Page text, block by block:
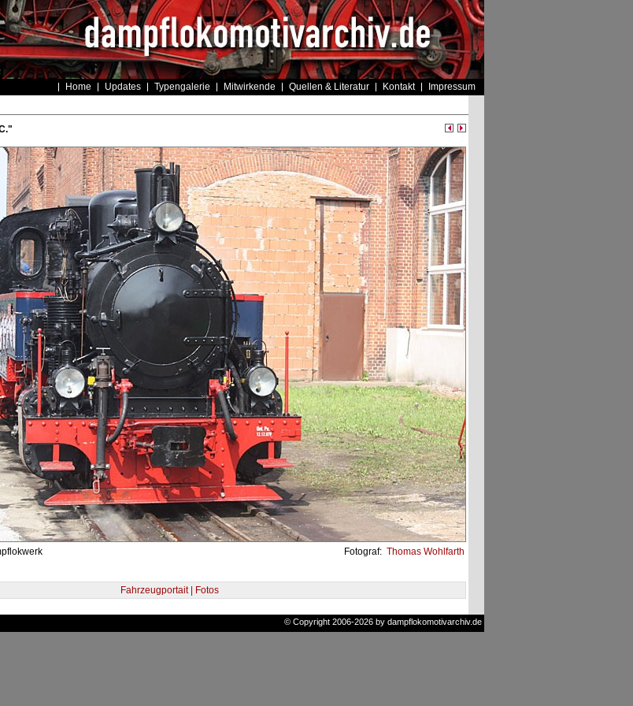
Home Updates Typengalerie Mitwirkende Quellen & Literatur Kontakt Impressum
Fotograf: Thomas Wohlfarth
Fahrzeugportait | Fotos
© Copyright 2006-2026 by dampflokomotivarchiv.de